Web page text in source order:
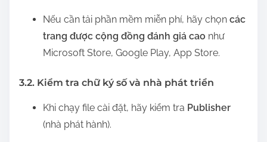
Nếu cần tải phần mềm miễn phí, hãy chọn các
trang được cộng đồng đánh giá cao như
Microsoft Store, Google Play, App Store.
3.2. Kiểm tra chữ ký số và nhà phát triển
Khi chạy file cài đặt, hãy kiểm tra Publisher
(nhà phát hành).